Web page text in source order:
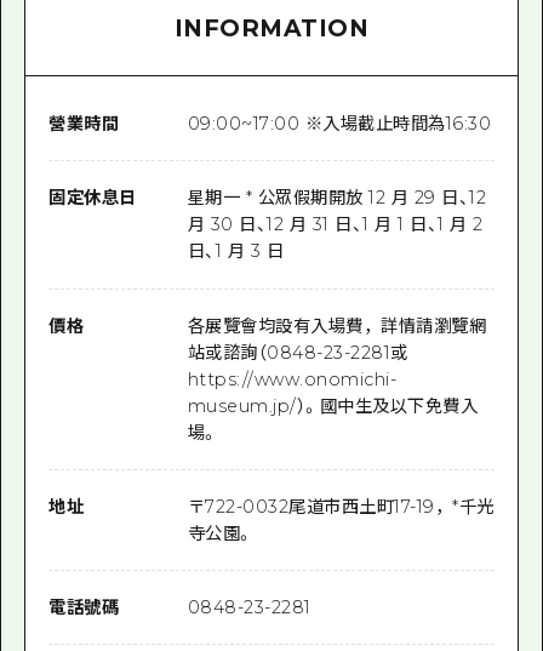
INFORMATION
營業時間 09:00~17:00 ※入場截止時間為16:30
固定休息日
星期一 * 公眾假期開放 12 月 29 日、12
月 30 日、12 月 31 日、1 月 1 日、1 月 2
日、1 月 3 日
價格
各展覽會均設有入場費，詳情請瀏覽網
站或諮詢（0848-23-2281或
https://www.onomichi-
museum.jp/）。國中生及以下免費入
場。
地址 〒722-0032尾道市西土町17-19，*千光
寺公園。
電話號碼 0848-23-2281